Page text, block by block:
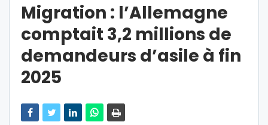
Migration : l’Allemagne
comptait 3,2 millions de
demandeurs d’asile à fin
2025